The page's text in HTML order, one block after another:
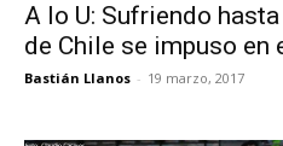
A lo U: Sufriendo
de Chile se impuso en
Bastián Llanos - 19 marzo, 2017